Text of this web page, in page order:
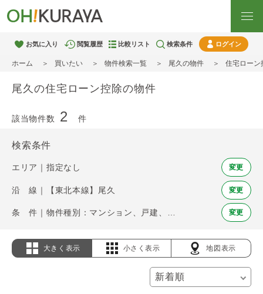
お気に入り 閲覧履歴 比較リスト 検索条件 ログイン
ホーム 買いたい 物件検索一覧 尾久の物件 住宅ローン
尾久の住宅ローン控除の物件
該当物件数 2 件
検索条件
エリア｜指定なし 変更
沿 線｜【東北本線】尾久 変更
変更
大きく表示 小さく表示 地図表示